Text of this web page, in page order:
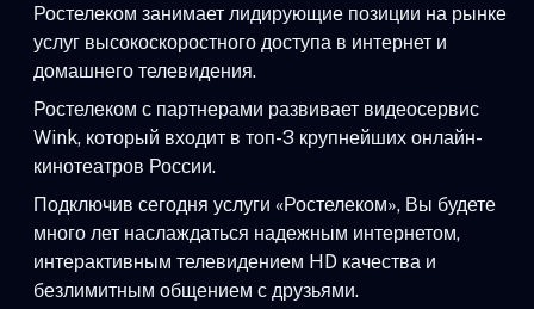
Ростелеком занимает лидирующие позиции на рынке
услуг высокоскоростного доступа в интернет и
домашнего телевидения.
Ростелеком с партнерами развивает видеосервис
Wink, который входит в топ-3 крупнейших онлайн-
кинотеатров России.
Подключив сегодня услуги «Ростелеком», Вы будете
много лет наслаждаться надежным интернетом,
интерактивным телевидением HD качества и
безлимитным общением с друзьями.